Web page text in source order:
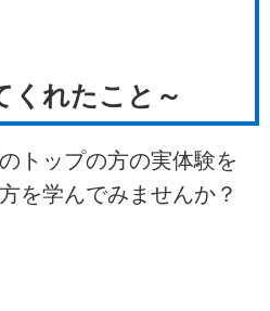
くれたこと～
トップの方の実体験を
を学んでみませんか？